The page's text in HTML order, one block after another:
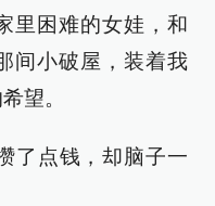
里困难的女娃，和
间小破屋，装着我
望。
了点钱，却脑子一